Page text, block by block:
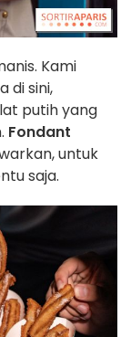
Kami
di sini,
putih yang
Fondant
untuk
saja.